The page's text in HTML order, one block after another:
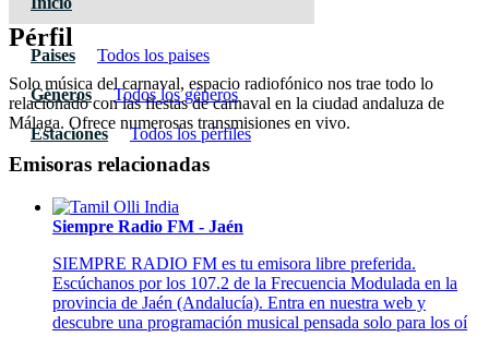
Paises Todos los paises
Géneros Todos los géneros
Estaciones Todos los pérfiles
Pérfil
Solo música del carnaval, espacio radiofónico nos trae todo lo
relacionado con las fiestas de carnaval en la ciudad andaluza de
Málaga. Ofrece numerosas transmisiones en vivo.
Emisoras relacionadas
Siempre Radio FM - Jaén
SIEMPRE RADIO FM es tu emisora libre preferida.
Escúchanos por los 107.2 de la Frecuencia Modulada en la
provincia de Jaén (Andalucía). Entra en nuestra web y
descubre una programación musical pensada solo para los oí